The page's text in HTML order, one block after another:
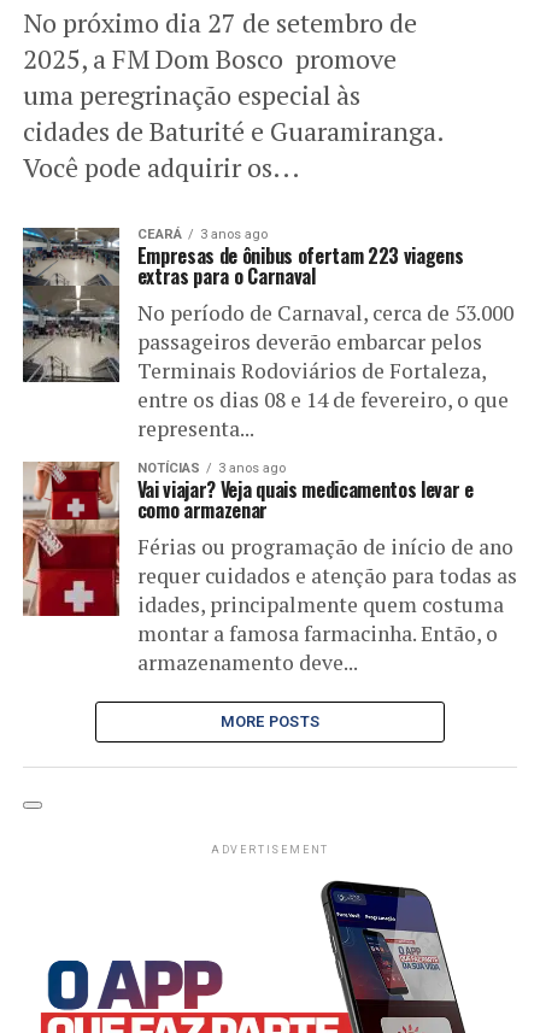
No próximo dia 27 de setembro de
2025, a FM Dom Bosco promove
uma peregrinação especial às
cidades de Baturité e Guaramiranga.
Você pode adquirir os...
CEARÁ 3 anos ago
Empresas de ônibus ofertam 223 viagens
extras para o Carnaval
No período de Carnaval, cerca de 53.000
passageiros deverão embarcar pelos
Terminais Rodoviários de Fortaleza,
entre os dias 08 e 14 de fevereiro, o que
representa...
NOTÍCIAS 3 anos ago
Vai viajar? Veja quais medicamentos levar e
como armazenar
Férias ou programação de início de ano
requer cuidados e atenção para todas as
idades, principalmente quem costuma
montar a famosa farmacinha. Então, o
armazenamento deve...
MORE POSTS
ADVERTISEMENT